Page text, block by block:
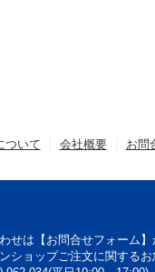
ついて 会社概要 お問
せは【お問合せフォーム
ショップご注文に関する